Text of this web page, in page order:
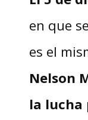
en que
es el
Nelson
la lucha